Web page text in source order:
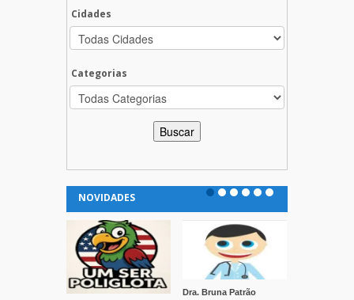
Cidades
Categorias
NOVIDADES
Dra. Bruna Patrão